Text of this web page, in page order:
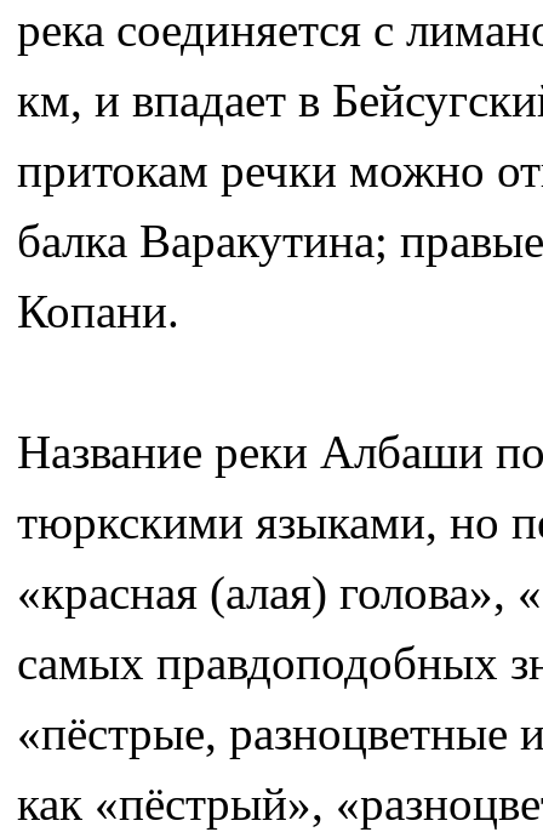
река соединяется с
км, и впадает в
притокам речки можно
балка Варакутина;
Копани.
Название реки Албаши
тюркскими языками, но
«красная (алая)
самых правдоподобных
«пёстрые, разноцветные
как «пёстрый»,